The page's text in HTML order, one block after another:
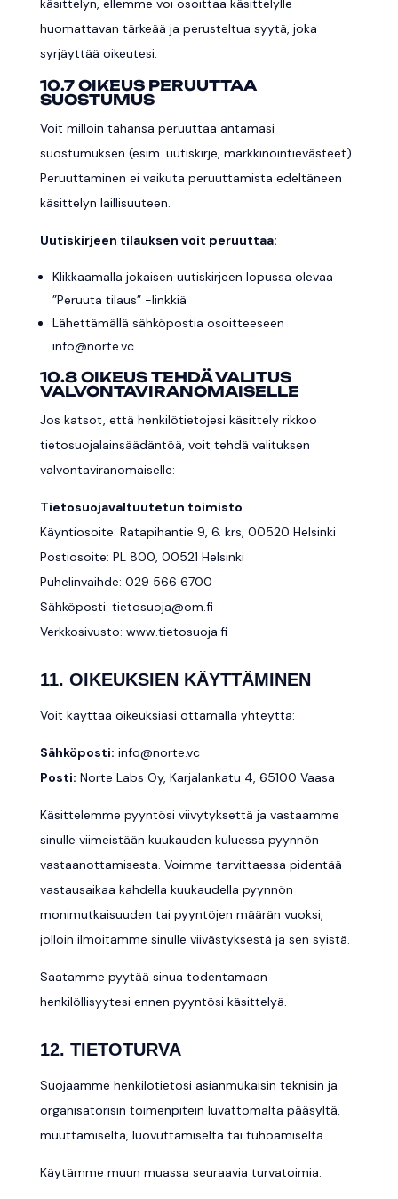
käsittelyn, ellemme voi osoittaa käsittelylle
huomattavan tärkeää ja perusteltua syytä, joka
syrjäyttää oikeutesi.
10.7 OIKEUS PERUUTTAA
SUOSTUMUS
Voit milloin tahansa peruuttaa antamasi
suostumuksen (esim. uutiskirje, markkinointievästeet).
Peruuttaminen ei vaikuta peruuttamista edeltäneen
käsittelyn laillisuuteen.
Uutiskirjeen tilauksen voit peruuttaa:
Klikkaamalla jokaisen uutiskirjeen lopussa olevaa
”Peruuta tilaus” -linkkiä
Lähettämällä sähköpostia osoitteeseen
info@norte.vc
10.8 OIKEUS TEHDÄ VALITUS
VALVONTAVIRANOMAISELLE
Jos katsot, että henkilötietojesi käsittely rikkoo
tietosuojalainsäädäntöä, voit tehdä valituksen
valvontaviranomaiselle:
Tietosuojavaltuutetun toimisto
Käyntiosoite: Ratapihantie 9, 6. krs, 00520 Helsinki
Postiosoite: PL 800, 00521 Helsinki
Puhelinvaihde: 029 566 6700
Sähköposti: tietosuoja@om.fi
Verkkosivusto: www.tietosuoja.fi
11. OIKEUKSIEN KÄYTTÄMINEN
Voit käyttää oikeuksiasi ottamalla yhteyttä:
Sähköposti: info@norte.vc
Posti: Norte Labs Oy, Karjalankatu 4, 65100 Vaasa
Käsittelemme pyyntösi viivytyksettä ja vastaamme
sinulle viimeistään kuukauden kuluessa pyynnön
vastaanottamisesta. Voimme tarvittaessa pidentää
vastausaikaa kahdella kuukaudella pyynnön
monimutkaisuuden tai pyyntöjen määrän vuoksi,
jolloin ilmoitamme sinulle viivästyksestä ja sen syistä.
Saatamme pyytää sinua todentamaan
henkilöllisyytesi ennen pyyntösi käsittelyä.
12. TIETOTURVA
Suojaamme henkilötietosi asianmukaisin teknisin ja
organisatorisin toimenpitein luvattomalta pääsyltä,
muuttamiselta, luovuttamiselta tai tuhoamiselta.
Käytämme muun muassa seuraavia turvatoimia: